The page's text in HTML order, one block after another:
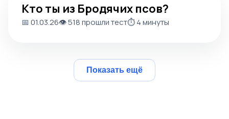
Кто ты из Бродячих псов?
📅 01.03.26👁️ 518 прошли тест⏱️ 4 минуты
Показать ещё